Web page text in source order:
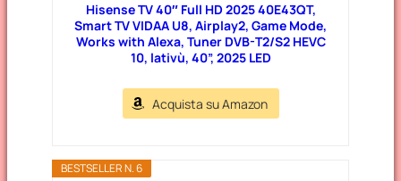
Hisense TV 40″ Full HD 2025 40E43QT,
Smart TV VIDAA U8, Airplay2, Game Mode,
Works with Alexa, Tuner DVB-T2/S2 HEVC
10, lativù, 40”, 2025 LED
Acquista su Amazon
BESTSELLER N. 6